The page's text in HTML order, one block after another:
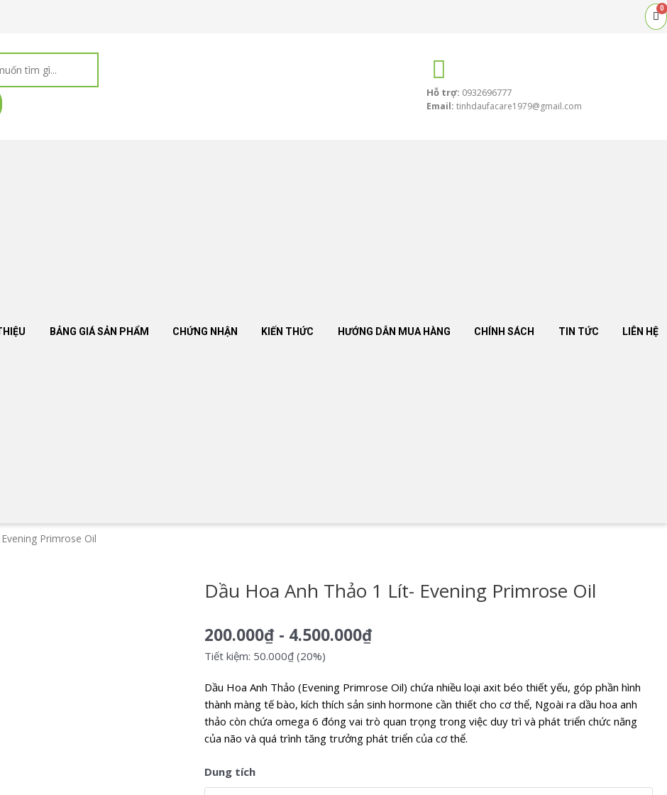
0
Hỗ trợ: 0932696777
Email:tinhdaufacare1979@gmail.com
BẢNG GIÁ SẢN PHẨM CHỨNG NHẬN KIẾN THỨC HƯỚNG DẪN MUA HÀNG CHÍNH SÁCH TIN TỨC LIÊN HỆ
Primrose Oil
Dầu Hoa Anh Thảo 1 Lít- Evening Primrose Oil
200.000₫ - 4.500.000₫
Tiết kiệm: 50.000₫ (20%)
Dầu Hoa Anh Thảo (Evening Primrose Oil) chứa nhiều loại axit béo thiết yếu, góp phần hình
thành màng tế bào, kích thích sản sinh hormone cần thiết cho cơ thể, Ngoài ra dầu hoa anh
thảo còn chứa omega 6 đóng vai trò quan trọng trong việc duy trì và phát triển chức năng
của não và quá trình tăng trưởng phát triển của cơ thể.
Dung tích
Dầu
Hoa